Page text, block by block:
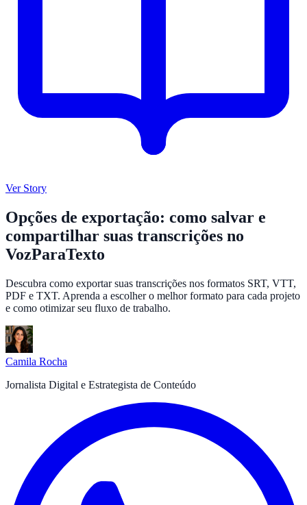
Ver Story
Opções de exportação: como salvar e
compartilhar suas transcrições no
VozParaTexto
Descubra como exportar suas transcrições nos formatos SRT, VTT,
PDF e TXT. Aprenda a escolher o melhor formato para cada projeto
e como otimizar seu fluxo de trabalho.
Camila Rocha
Jornalista Digital e Estrategista de Conteúdo